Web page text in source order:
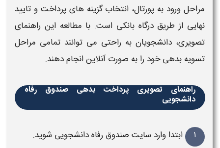
مراحل ورود به پورتال، انتخاب گزینه‌ هایپرداخت و تایید
نهایی از طریق درگاه بانکی است. با مطالعه این راهنمای
تصویری، دانشجویان به‌ راحتی می‌ توانند تمامی مراحل
تسویه بدهیخود را به‌ صورت آنلاین انجام دهند.
راهنمای تصویری پرداخت بدهی صندوق رفاه
دانشجویی
۱ ابتدا وارد سایت صندوق رفاه دانشجویی شوید.